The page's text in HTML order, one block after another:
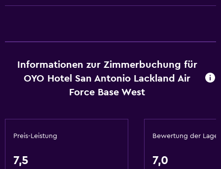
Services und Annehmlichkeiten
Wesentliches
Gratis WLAN
Whirlpool
Parken und Transport
Informationen zur Zimmerbuchung für
OYO Hotel San Antonio Lackland Air
Force Base West
Preis-Leistung
7,5
Bewertung der Lage
7,0